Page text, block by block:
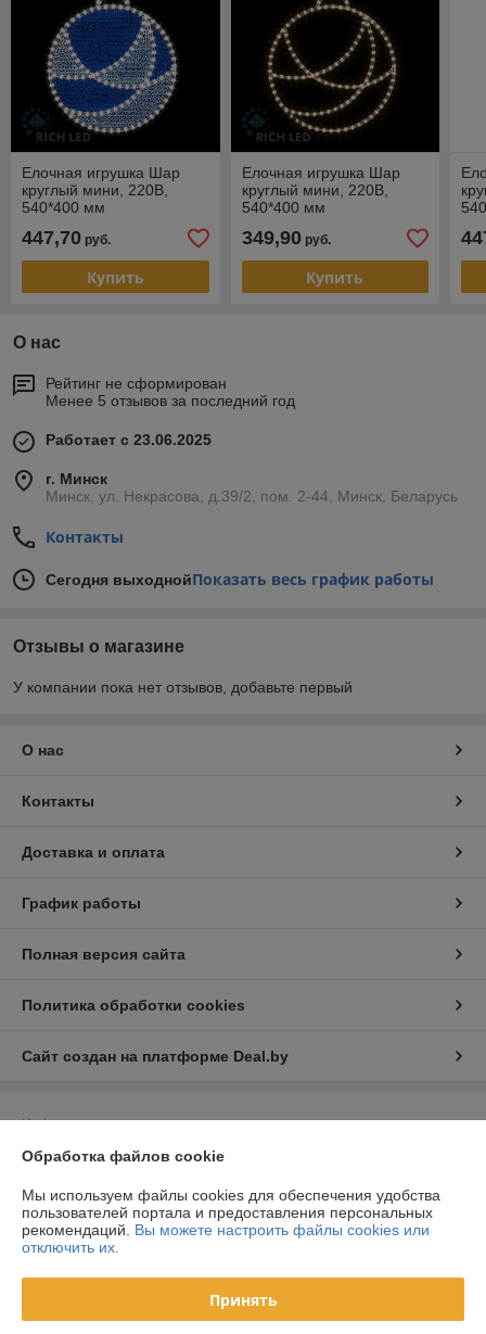
Елочная игрушка Шар
круглый мини, 220В,
540*400 мм
447,70 руб.
Купить
Елочная игрушка Шар
круглый мини, 220В,
540*400 мм
349,90руб.
Купить
О нас
Рейтинг не сформирован
Менее 5 отзывов за последний год
Работает с 23.06.2025
г. Минск
Минск, ул. Некрасова, д.39/2, пом. 2-44, Минск, Беларусь
Контакты
Сегодня выходнойПоказать весь график работы
Отзывы о магазине
У компании пока нет отзывов, добавьте первый
О нас
Контакты
Доставка и оплата
График работы
Полная версия сайта
Политика обработки cookies
Сайт создан на платформе Deal.by
Информация для покупателя
Юридическое лицо:ООО «Световые декорации»
комната 2/2
Регистрационный номер ЕГР: 193876703
Регистрационный орган: Мингорисполком
Обработка файлов cookie
Мы используем файлы cookies для обеспечения удобства
пользователей портала и предоставления персональных
рекомендаций. Вы можете настроить файлы cookies или
отключить их.
Принять